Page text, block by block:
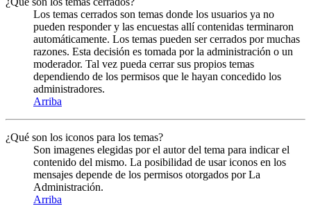
Los temas cerrados son temas donde los usuarios ya no
pueden responder y las encuestas allí contenidas terminaron
automáticamente. Los temas pueden ser cerrados por muchas
razones. Esta decisión es tomada por la administración o un
moderador. Tal vez pueda cerrar sus propios temas
dependiendo de los permisos que le hayan concedido los
administradores.
Arriba
¿Qué son los iconos para los temas?
Son imagenes elegidas por el autor del tema para indicar el
contenido del mismo. La posibilidad de usar iconos en los
mensajes depende de los permisos otorgados por La
Administración.
Arriba